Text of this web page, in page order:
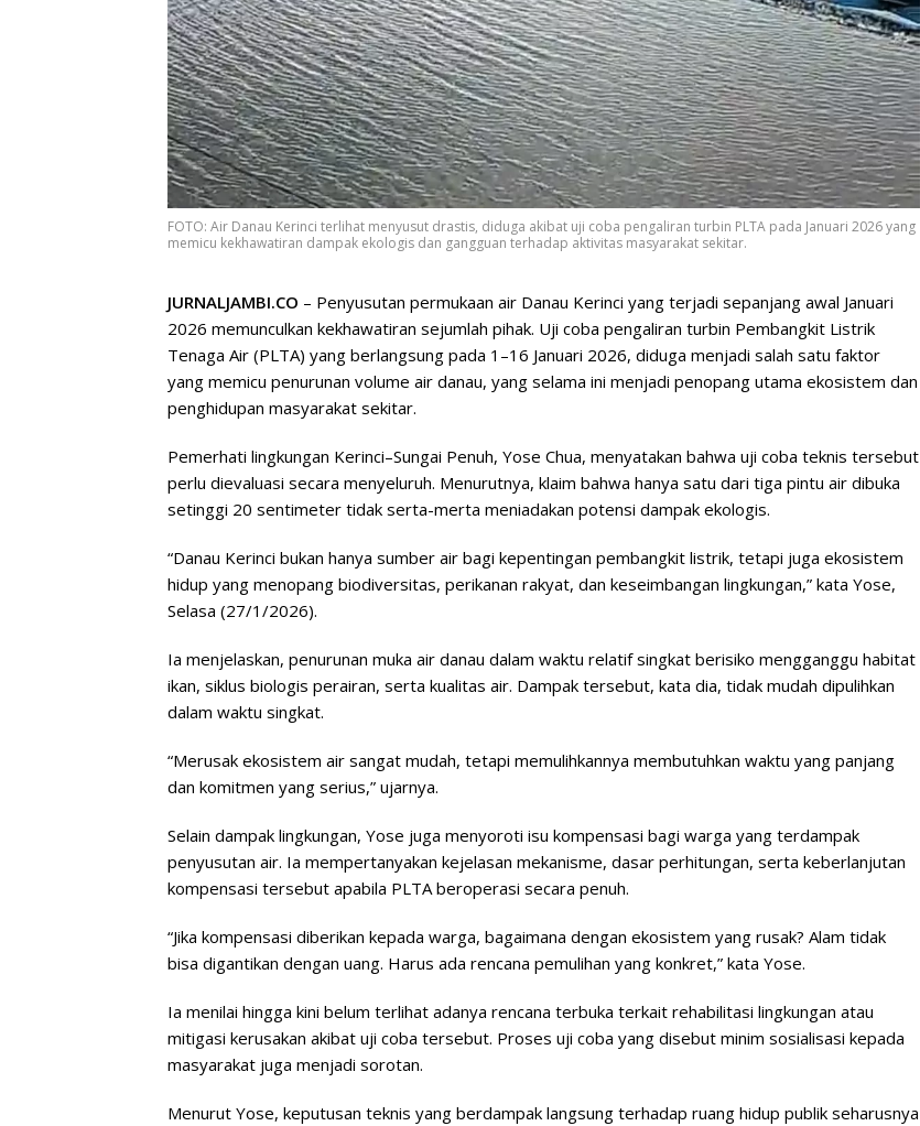
FOTO: Air Danau Kerinci terlihat menyusut drastis, diduga akibat uji coba pengaliran turbin PLTA pada Januari 2026 yang
memicu kekhawatiran dampak ekologis dan gangguan terhadap aktivitas masyarakat sekitar.
JURNALJAMBI.CO – Penyusutan permukaan air Danau Kerinci yang terjadi sepanjang awal Januari
2026 memunculkan kekhawatiran sejumlah pihak. Uji coba pengaliran turbin Pembangkit Listrik
Tenaga Air (PLTA) yang berlangsung pada 1–16 Januari 2026, diduga menjadi salah satu faktor
yang memicu penurunan volume air danau, yang selama ini menjadi penopang utama ekosistem dan
penghidupan masyarakat sekitar.
Pemerhati lingkungan Kerinci–Sungai Penuh, Yose Chua, menyatakan bahwa uji coba teknis tersebut
perlu dievaluasi secara menyeluruh. Menurutnya, klaim bahwa hanya satu dari tiga pintu air dibuka
setinggi 20 sentimeter tidak serta-merta meniadakan potensi dampak ekologis.
“Danau Kerinci bukan hanya sumber air bagi kepentingan pembangkit listrik, tetapi juga ekosistem
hidup yang menopang biodiversitas, perikanan rakyat, dan keseimbangan lingkungan,” kata Yose,
Selasa (27/1/2026).
Ia menjelaskan, penurunan muka air danau dalam waktu relatif singkat berisiko mengganggu habitat
ikan, siklus biologis perairan, serta kualitas air. Dampak tersebut, kata dia, tidak mudah dipulihkan
dalam waktu singkat.
“Merusak ekosistem air sangat mudah, tetapi memulihkannya membutuhkan waktu yang panjang
dan komitmen yang serius,” ujarnya.
Selain dampak lingkungan, Yose juga menyoroti isu kompensasi bagi warga yang terdampak
penyusutan air. Ia mempertanyakan kejelasan mekanisme, dasar perhitungan, serta keberlanjutan
kompensasi tersebut apabila PLTA beroperasi secara penuh.
“Jika kompensasi diberikan kepada warga, bagaimana dengan ekosistem yang rusak? Alam tidak
bisa digantikan dengan uang. Harus ada rencana pemulihan yang konkret,” kata Yose.
Ia menilai hingga kini belum terlihat adanya rencana terbuka terkait rehabilitasi lingkungan atau
mitigasi kerusakan akibat uji coba tersebut. Proses uji coba yang disebut minim sosialisasi kepada
masyarakat juga menjadi sorotan.
Menurut Yose, keputusan teknis yang berdampak langsung terhadap ruang hidup publik seharusnya